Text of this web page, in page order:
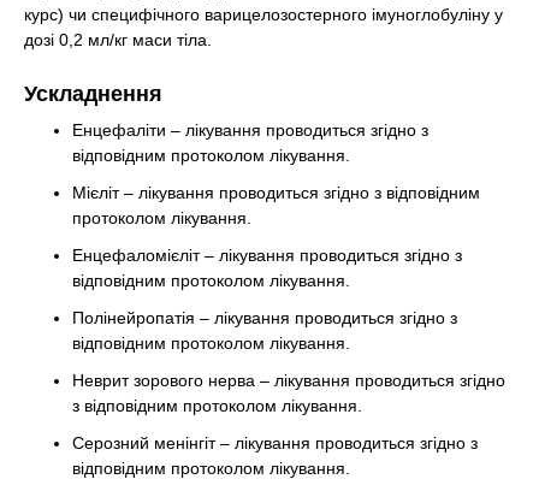
курс) чи специфічного варицелозостерного імуноглобуліну у
дозі 0,2 мл/кг маси тіла.
Ускладнення
Енцефаліти – лікування проводиться згідно з
відповідним протоколом лікування.
Мієліт – лікування проводиться згідно з відповідним
протоколом лікування.
Енцефаломієліт – лікування проводиться згідно з
відповідним протоколом лікування.
Полінейропатія – лікування проводиться згідно з
відповідним протоколом лікування.
Неврит зорового нерва – лікування проводиться згідно
з відповідним протоколом лікування.
Серозний менінгіт – лікування проводиться згідно з
відповідним протоколом лікування.